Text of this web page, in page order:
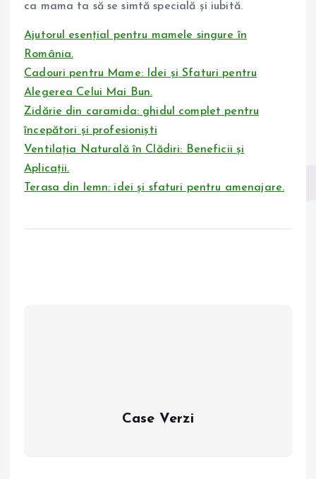
ca mama ta să se simtă specială și iubită.
Ajutorul esențial pentru mamele singure în
România.
Cadouri pentru Mame: Idei și Sfaturi pentru
Alegerea Celui Mai Bun.
Zidărie din caramida: ghidul complet pentru
începători și profesioniști
Ventilația Naturală în Clădiri: Beneficii și
Aplicații.
Terasa din lemn: idei și sfaturi pentru amenajare.
Case Verzi